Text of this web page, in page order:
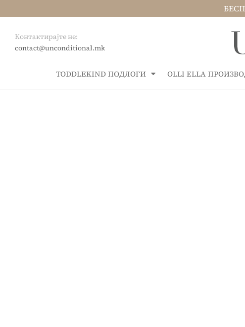
Контактирајте не:
contact@unconditional.mk
ТОDDLEKIND ПОДЛОГИ OLLI ELLA